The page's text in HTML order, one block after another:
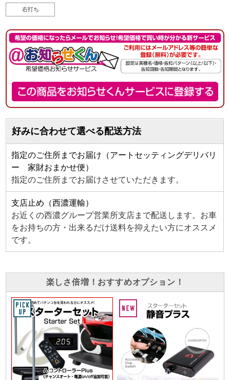
右打ち
好みに合わせて選べる配送方法
指定のご住所までお届け（アートセッティングデリバリ
ー 家財おまかせ便）
指定のご住所までお届けさせていただきます。
支店止め（西濃運輸）
お近くの西濃グループ営業所支店まで配送します。お車
をお持ちの方・出来るだけ送料を抑えたい方にオススメ
です。
楽しさ倍増！おすすめオプション！